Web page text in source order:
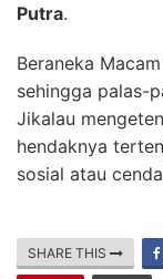
Putra.
Beraneka
sehingga palas-
Jikalau
hendaknya
sosial atau
SHARE THIS